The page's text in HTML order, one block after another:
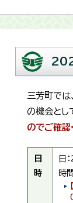
三芳町では
の機会とし
のでご確認
日
時
日
時間